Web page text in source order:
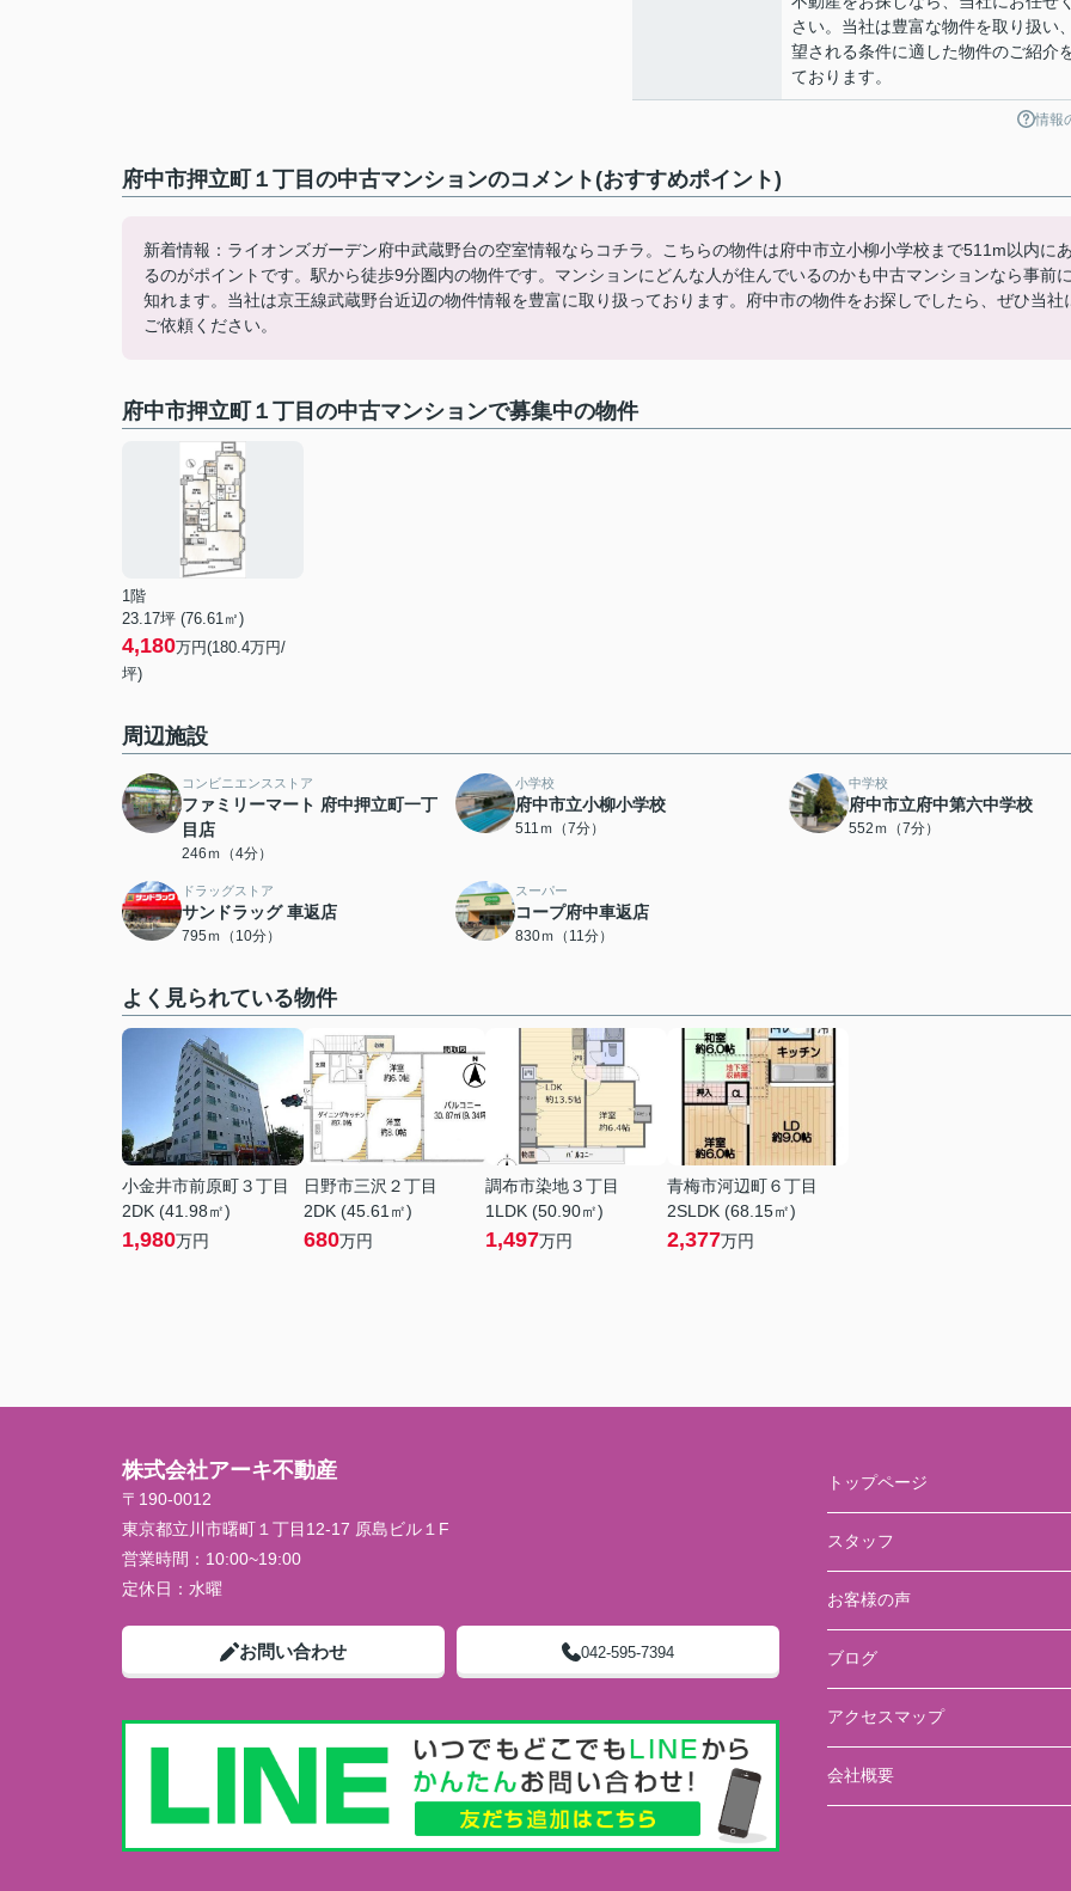
さい。当社は豊富な物件を取り扱い
望される条件に適した物件のご紹介
ております。
情報
府中市押立町１丁目の中古マンションのコメント(おすすめポイント)
新着情報：ライオンズガーデン府中武蔵野台の空室情報ならコチラ。こちらの物件は府中市立小柳小学校まで511m以内に
るのがポイントです。駅から徒歩9分圏内の物件です。マンションにどんな人が住んでいるのかも中古マンションなら事前
知れます。当社は京王線武蔵野台近辺の物件情報を豊富に取り扱っております。府中市の物件をお探しでしたら、ぜひ当社
ご依頼ください。
府中市押立町１丁目の中古マンションで募集中の物件
1階
23.17坪 (76.61㎡)
4,180万円(180.4万円/
坪)
周辺施設
コンビニエンスストア
ファミリーマート 府中押立町一丁
目店
246ｍ（4分）
小学校
府中市立小柳小学校
511ｍ（7分）
中学校
府中市立府中第六中学校
552ｍ（7分）
ドラッグストア
サンドラッグ 車返店
795ｍ（10分）
スーパー
コープ府中車返店
830ｍ（11分）
よく見られている物件
小金井市前原町３丁目
2DK (41.98㎡)
1,980万円
日野市三沢２丁目
2DK (45.61㎡)
680万円
調布市染地３丁目
1LDK (50.90㎡)
1,497万円
青梅市河辺町６丁目
2SLDK (68.15㎡)
2,377万円
株式会社アーキ不動産
〒190-0012
東京都立川市曙町１丁目12-17 原島ビル１F
営業時間： 10:00~19:00
定休日： 水曜
お問い合わせ 042-595-7394
トップページ
スタッフ
お客様の声
ブログ
アクセスマップ
会社概要